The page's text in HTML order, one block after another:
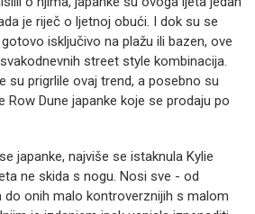
je riječ o ljetnoj obući. I dok su se
isključivo na plažu ili bazen, ove
street style kombinacija.
su prigrlile ovaj trend, a posebno su
Row Dune japanke koje se prodaju po
japanke, najviše se istaknula Kylie
ne skida s nogu. Nosi sve - od
do onih malo kontroverznijih s malom